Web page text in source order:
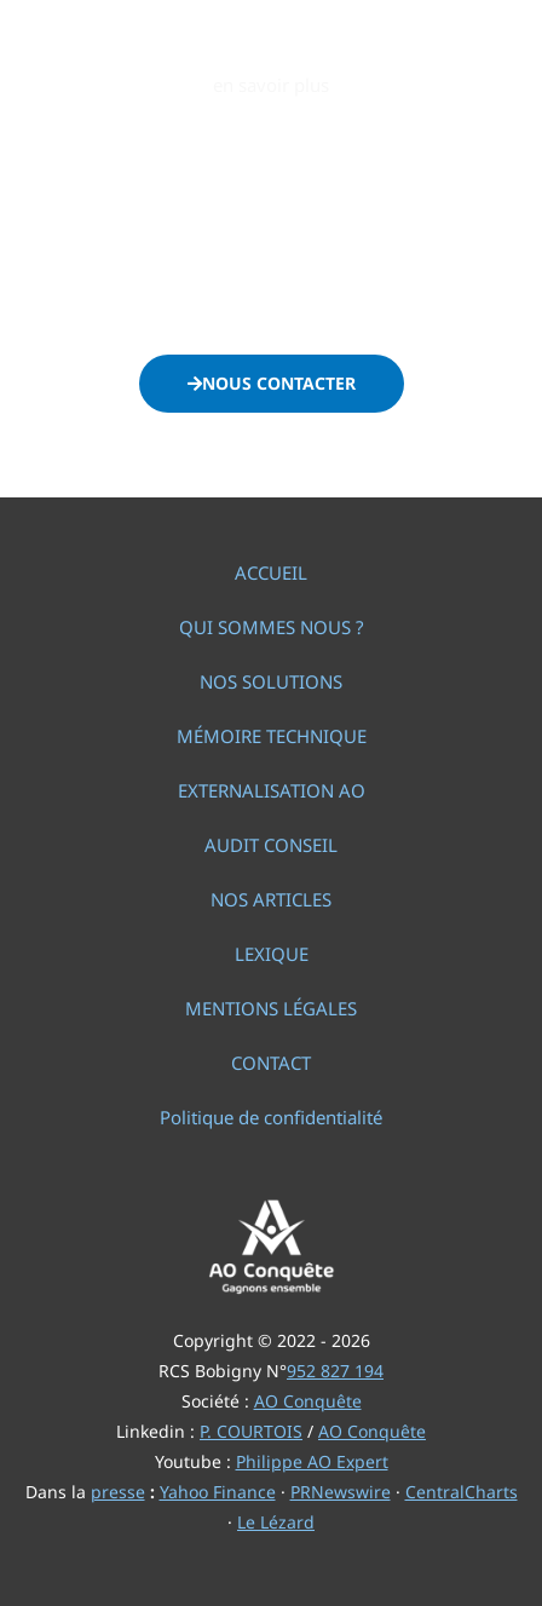
NOUS CONTACTER
ACCUEIL
QUI SOMMES NOUS ?
NOS SOLUTIONS
MÉMOIRE TECHNIQUE
EXTERNALISATION AO
AUDIT CONSEIL
NOS ARTICLES
LEXIQUE
MENTIONS LÉGALES
CONTACT
Politique de confidentialité
Copyright © 2022 - 2026
RCS Bobigny N°952 827 194
Société : AO Conquête
Linkedin : P. COURTOIS / AO Conquête
Youtube : Philippe AO Expert
Dans la presse: Yahoo Finance· PRNewswire· CentralCharts
· Le Lézard